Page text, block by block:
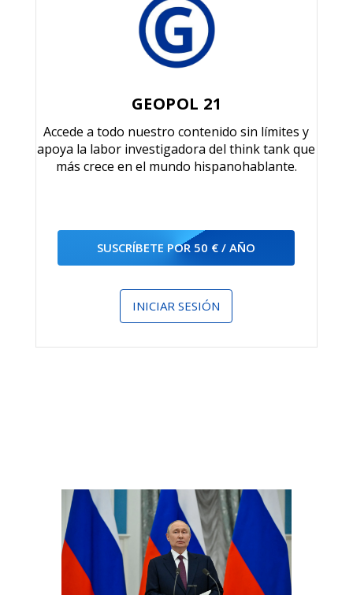
GEOPOL 21
Accede a todo nuestro contenido sin límites y
apoya la labor investigadora del think tank que
más crece en el mundo hispanohablante.
SUSCRÍBETE POR 50 € / AÑO
INICIAR SESIÓN